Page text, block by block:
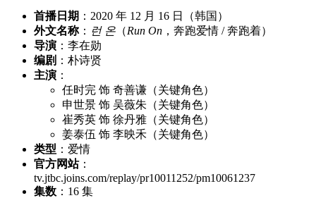
首播日期 ：2020 年 12 月 16 日（韩国）
外文名称： 런 온 （Run On ，奔跑爱情 / 奔跑着）
导演 ：李在勋
编剧 ：朴诗贤
主演 ：
任时完 饰 奇善谦（关键角色）
申世景 饰 吴薇朱（关键角色）
崔秀英 饰 徐丹雅（关键角色）
姜泰伍 饰 李映禾（关键角色）
类型 ：爱情
官方网站：
tv.jtbc.joins.com/replay/pr10011252/pm10061237
集数 ：16 集